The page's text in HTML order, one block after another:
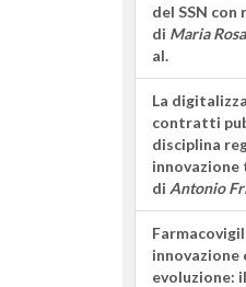
del SSN con
di Maria
al.
La
contratti
disciplina
di Antonio
innovazione
evoluzione: